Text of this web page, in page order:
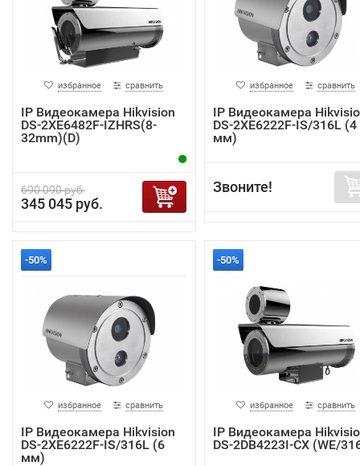
избранное сравнить
IP Видеокамера Hikvision
DS-2XE6482F-IZHRS(8-
32mm)(D)
690 090 руб.
345 045 руб.
избранное сравнить
IP Видеокамера
DS-2XE6222F-IS/316L (4
мм)
Звоните!
-50%
избранное сравнить
IP Видеокамера Hikvision
DS-2XE6222F-IS/316L (6
мм)
-50%
избранное сравнить
IP Видеокамера
DS-2DB4223I-CX (WE/